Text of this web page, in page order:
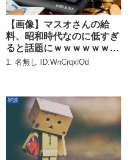
【画像】マスオさんの給
料、昭和時代なのに低すぎ
ると話題にｗｗｗｗｗｗｗ
ｗｗ
1: 名無し ID:WnCrqxlOd
雑談